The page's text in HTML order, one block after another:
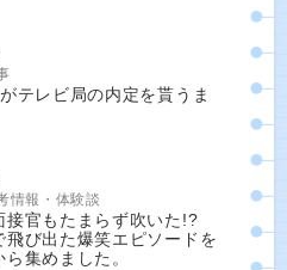
テレビ局の内定を貰うま
情報・体験談
接官もたまらず吹いた!?
飛び出た爆笑エピソードを
集めました。